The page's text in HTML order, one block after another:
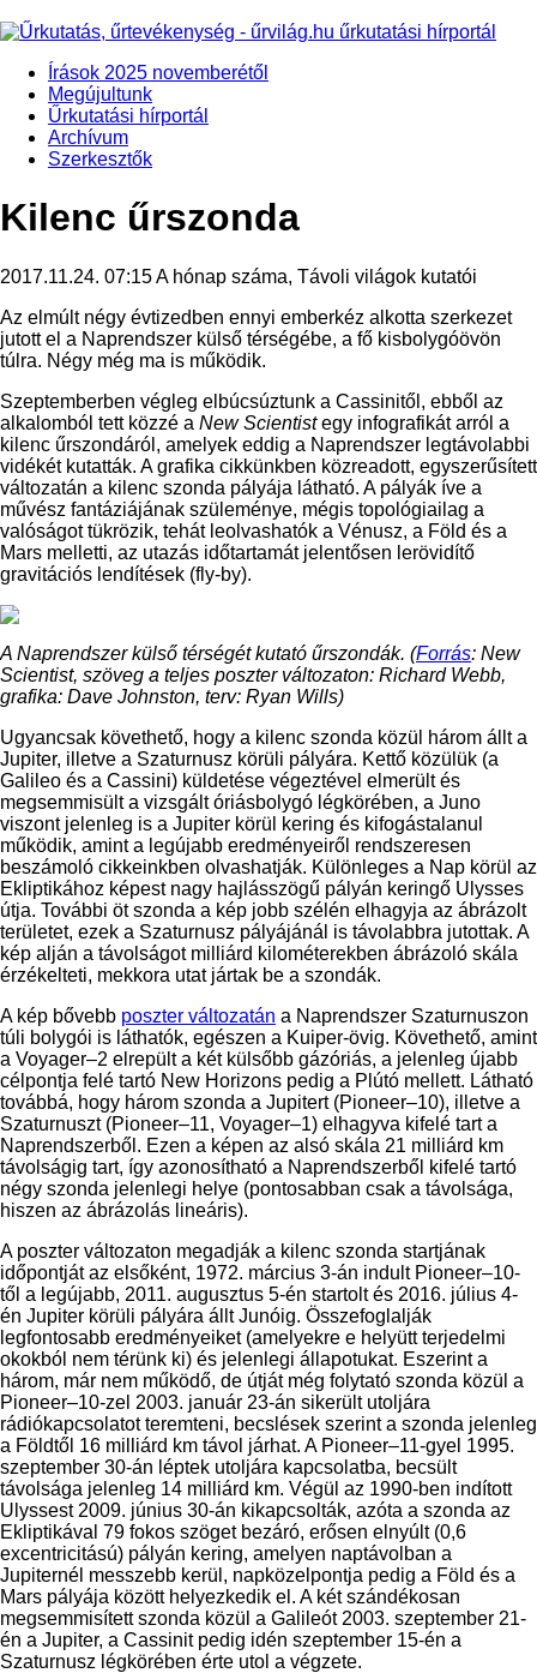
Írások 2025 novemberétől
Megújultunk
Űrkutatási hírportál
Archívum
Szerkesztők
Kilenc űrszonda
2017.11.24. 07:15A hónap száma, Távoli világok kutatói
Az elmúlt négy évtizedben ennyi emberkéz alkotta szerkezet
jutott el a Naprendszer külső térségébe, a fő kisbolygóövön
túlra. Négy még ma is működik.
Szeptemberben végleg elbúcsúztunk a Cassinitől, ebből az
alkalomból tett közzé a New Scientistegy infografikát arról a
kilenc űrszondáról, amelyek eddig a Naprendszer legtávolabbi
vidékét kutatták. A grafika cikkünkben közreadott, egyszerűsített
változatán a kilenc szonda pályája látható. A pályák íve a
művész fantáziájának szüleménye, mégis topológiailag a
valóságot tükrözik, tehát leolvashatók a Vénusz, a Föld és a
Mars melletti, az utazás időtartamát jelentősen lerövidítő
gravitációs lendítések (fly-by).
A Naprendszer külső térségét kutató űrszondák. (Forrás: New
Scientist, szöveg a teljes poszter változaton: Richard Webb,
grafika: Dave Johnston, terv: Ryan Wills)
Ugyancsak követhető, hogy a kilenc szonda közül három állt a
Jupiter, illetve a Szaturnusz körüli pályára. Kettő közülük (a
Galileo és a Cassini) küldetése végeztével elmerült és
megsemmisült a vizsgált óriásbolygó légkörében, a Juno
viszont jelenleg is a Jupiter körül kering és kifogástalanul
működik, amint a legújabb eredményeiről rendszeresen
beszámoló cikkeinkben olvashatják. Különleges a Nap körül az
Ekliptikához képest nagy hajlásszögű pályán keringő Ulysses
útja. További öt szonda a kép jobb szélén elhagyja az ábrázolt
területet, ezek a Szaturnusz pályájánál is távolabbra jutottak. A
kép alján a távolságot milliárd kilométerekben ábrázoló skála
érzékelteti, mekkora utat jártak be a szondák.
A kép bővebb poszter változatán a Naprendszer Szaturnuszon
túli bolygói is láthatók, egészen a Kuiper-övig. Követhető, amint
a Voyager–2 elrepült a két külsőbb gázóriás, a jelenleg újabb
célpontja felé tartó New Horizons pedig a Plútó mellett. Látható
továbbá, hogy három szonda a Jupitert (Pioneer–10), illetve a
Szaturnuszt (Pioneer–11, Voyager–1) elhagyva kifelé tart a
Naprendszerből. Ezen a képen az alsó skála 21 milliárd km
távolságig tart, így azonosítható a Naprendszerből kifelé tartó
négy szonda jelenlegi helye (pontosabban csak a távolsága,
hiszen az ábrázolás lineáris).
A poszter változaton megadják a kilenc szonda startjának
időpontját az elsőként, 1972. március 3-án indult Pioneer–10-
től a legújabb, 2011. augusztus 5-én startolt és 2016. július 4-
én Jupiter körüli pályára állt Junóig. Összefoglalják
legfontosabb eredményeiket (amelyekre e helyütt terjedelmi
okokból nem térünk ki) és jelenlegi állapotukat. Eszerint a
három, már nem működő, de útját még folytató szonda közül a
Pioneer–10-zel 2003. január 23-án sikerült utoljára
rádiókapcsolatot teremteni, becslések szerint a szonda jelenleg
a Földtől 16 milliárd km távol járhat. A Pioneer–11-gyel 1995.
szeptember 30-án léptek utoljára kapcsolatba, becsült
távolsága jelenleg 14 milliárd km. Végül az 1990-ben indított
Ulyssest 2009. június 30-án kikapcsolták, azóta a szonda az
Ekliptikával 79 fokos szöget bezáró, erősen elnyúlt (0,6
excentricitású) pályán kering, amelyen naptávolban a
Jupiternél messzebb kerül, napközelpontja pedig a Föld és a
Mars pályája között helyezkedik el. A két szándékosan
megsemmisített szonda közül a Galileót 2003. szeptember 21-
én a Jupiter, a Cassinit pedig idén szeptember 15-én a
Szaturnusz légkörében érte utol a végzete.